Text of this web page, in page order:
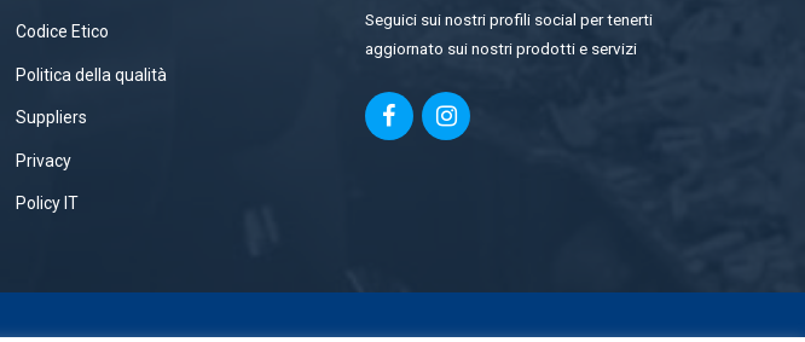
Codice Etico
Politica della qualità
Suppliers
Privacy
Policy IT
Seguici sui nostri profili social per tenerti
aggiornato sui nostri prodotti e servizi